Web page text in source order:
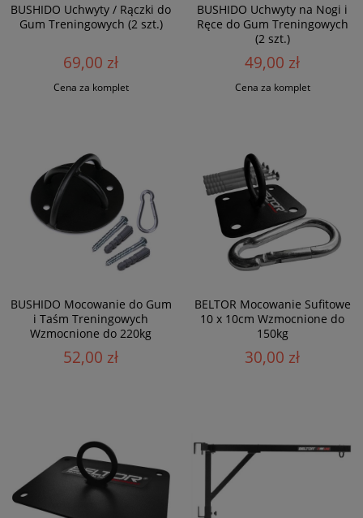
BUSHIDO Uchwyty / Rączki do
Gum Treningowych (2 szt.)
69,00 zł
Cena za komplet
BUSHIDO Uchwyty na Nogi i
Ręce do Gum Treningowych
(2 szt.)
49,00 zł
Cena za komplet
BUSHIDO Mocowanie do Gum
i Taśm Treningowych
Wzmocnione do 220kg
52,00 zł
BELTOR Mocowanie Sufitowe
10 x 10cm Wzmocnione do
150kg
30,00 zł